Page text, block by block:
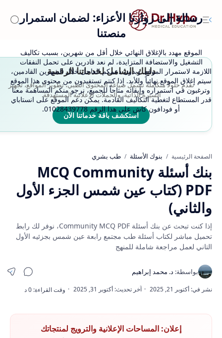
رسالة إلى زوارنا الأعزاء: لضمان استمرار
منصتنا
الموقع مهدد بالإغلاق النهائي خلال أقل من شهرين، بسبب تكاليف
التشغيل والاستضافة المتزايدة، لم نعد قادرين على تحمل النفقات
اللازمة لاستمرار الموقع. وبدون دعمكم العاجل خلال الشهرين القادمين،
سيتم إغلاق الموقع نهائياً وللأبد. إذا كنتم تستفيدون من محتوى هذا الموقع
وترغبون في استمراره وإبقائه متاحاً للجميع، نرجو منكم المساهمة معنا
قدر المستطاع لتغطية التكاليف القادمة. يمكن دعم الموقع على انستاباي
أو فودافون كاش على هذا الرقم 01028439778.
دليلك الشامل لخدماتنا الرقمية
نقدم حلولاً متكاملة تشمل صياغة المحتوى الطبي، تطوير المواقع، تجهيز
السيرة الذاتية، والحملات الإعلانية المستهدفة.
استكشف باقة خدماتنا الآن
الصفحة الرئيسية بنوك الأسئلة طب بشري
بنك أسئلة MCQ Community
PDF (كتاب عين شمس الجزء الأول
والثاني)
إذا كنت تبحث عن بنك أسئلة Community MCQ PDF، نوفر لك رابط
تحميل مباشر لكتاب أسئلة طب مجتمع رابعة عين شمس بجزئيه الأول
التاني لعمل مراجعة شاملة للمنهج
إعلان: المساحات الإعلانية والترويج لمنتجاتك